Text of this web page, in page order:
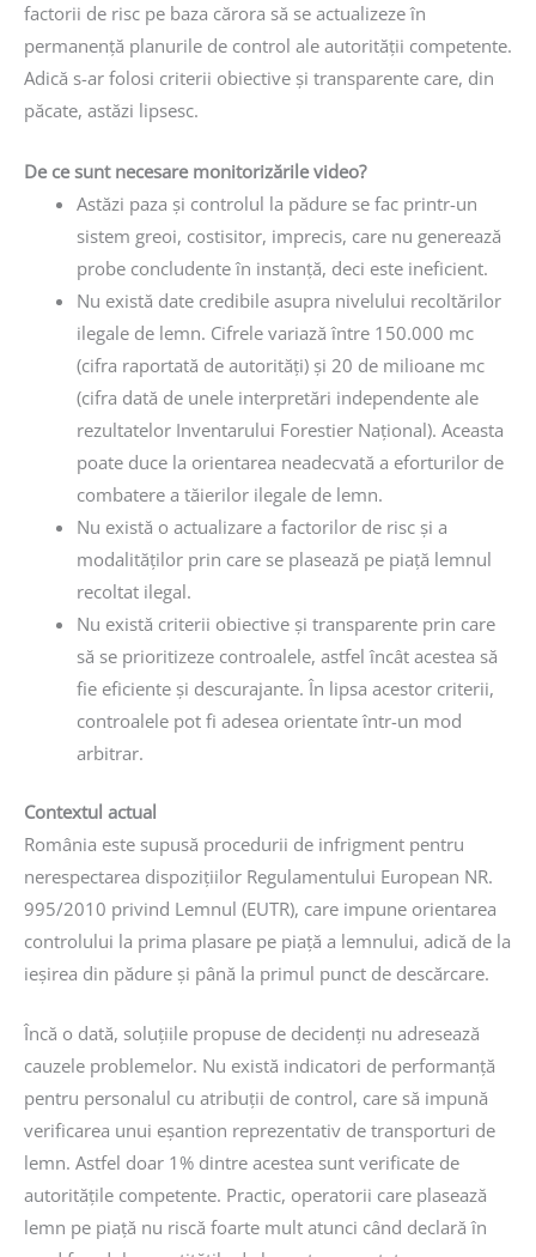
factorii de risc pe baza cărora să se actualizeze în
permanență planurile de control ale autorității competente.
Adică s-ar folosi criterii obiective și transparente care, din
păcate, astăzi lipsesc.
De ce sunt necesare monitorizările video?
Astăzi paza și controlul la pădure se fac printr-un
sistem greoi, costisitor, imprecis, care nu generează
probe concludente în instanță, deci este ineficient.
Nu există date credibile asupra nivelului recoltărilor
ilegale de lemn. Cifrele variază între 150.000 mc
(cifra raportată de autorități) și 20 de milioane mc
(cifra dată de unele interpretări independente ale
rezultatelor Inventarului Forestier Național). Aceasta
poate duce la orientarea neadecvată a eforturilor de
combatere a tăierilor ilegale de lemn.
Nu există o actualizare a factorilor de risc și a
modalităților prin care se plasează pe piață lemnul
recoltat ilegal.
Nu există criterii obiective și transparente prin care
să se prioritizeze controalele, astfel încât acestea să
fie eficiente și descurajante. În lipsa acestor criterii,
controalele pot fi adesea orientate într-un mod
arbitrar.
Contextul actual
România este supusă procedurii de infrigment pentru
nerespectarea dispozițiilor Regulamentului European NR.
995/2010 privind Lemnul (EUTR), care impune orientarea
controlului la prima plasare pe piață a lemnului, adică de la
ieșirea din pădure și până la primul punct de descărcare.
Încă o dată, soluțiile propuse de decidenți nu adresează
cauzele problemelor. Nu există indicatori de performanță
pentru personalul cu atribuții de control, care să impună
verificarea unui eșantion reprezentativ de transporturi de
lemn. Astfel doar 1% dintre acestea sunt verificate de
autoritățile competente. Practic, operatorii care plasează
lemn pe piață nu riscă foarte mult atunci când declară în